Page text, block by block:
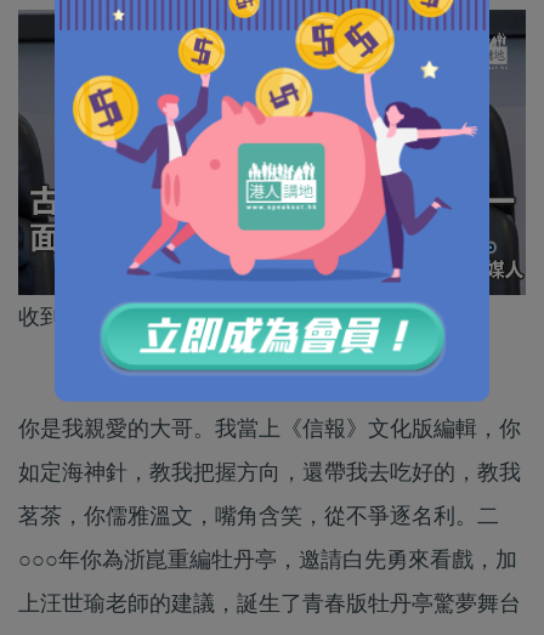
收到你的死訊，我哀傷無眠。
你是我親愛的大哥。我當上《信報》文化版編輯，你
如定海神針，教我把握方向，還帶我去吃好的，教我
茗茶，你儒雅溫文，嘴角含笑，從不爭逐名利。二
○○○年你為浙崑重編牡丹亭，邀請白先勇來看戲，加
上汪世瑜老師的建議，誕生了青春版牡丹亭驚夢舞台